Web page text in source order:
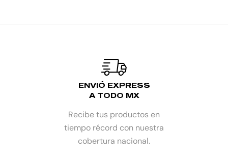
ENVIÓ EXPRESS
A TODO MX
Recibe tus productos en
tiempo récord con nuestra
cobertura nacional.